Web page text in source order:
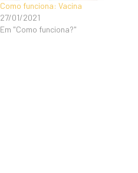
Como funciona: Vacina
27/01/2021
Em "Como funciona?"